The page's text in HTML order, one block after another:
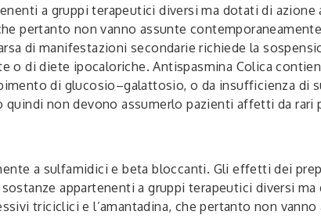
a gruppi terapeutici diversi ma dotati di
pertanto non vanno assunte
di manifestazioni secondarie richiede la
o di diete ipocaloriche. Antispasmina Colica
di glucosio–galattosio, o da insufficienza di
non devono assumerlo pazienti affetti da
a sulfamidici e beta bloccanti. Gli effetti dei
appartenenti a gruppi terapeutici diversi
triciclici e l’amantadina, che pertanto non